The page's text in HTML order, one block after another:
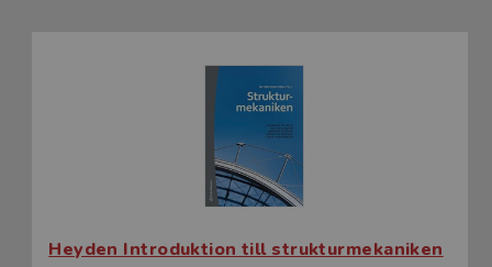
Heyden Introduktion till strukturmekaniken